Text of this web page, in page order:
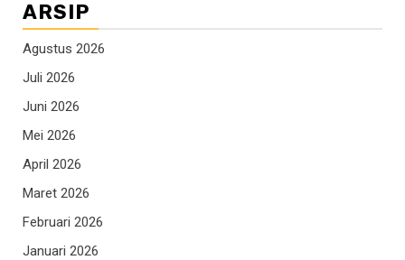
ARSIP
Agustus 2026
Juli 2026
Juni 2026
Mei 2026
April 2026
Maret 2026
Februari 2026
Januari 2026